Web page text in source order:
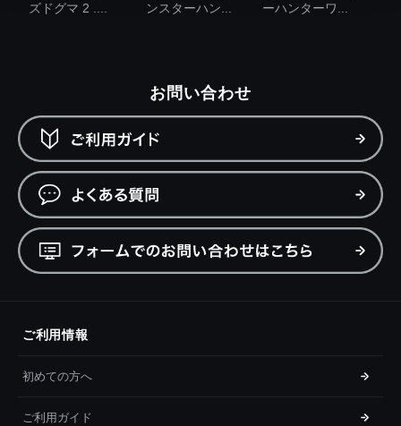
ズドグマ 2 ....
ンスターハン...
ーハンターワ...
お問い合わせ
ご利用情報
初めての方へ
ご利用ガイド